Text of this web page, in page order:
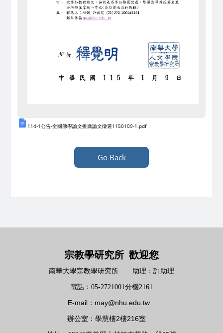
114-1公告-全國佛學論文推薦論文徵選1150109-1.pdf
Go Back
宗教學研究所 歡迎您
南華大學宗教學研究所 助理：許助理
電話：05-2721001分機2161
E-mail：may@nhu.edu.tw
辦公室： 學慧樓2樓216室